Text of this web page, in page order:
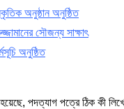
অনুষ্ঠান অনুষ্ঠিত
সৌজন্য সাক্ষাৎ
অনুষ্ঠিত
পদত্যাগ পত্রে ঠিক কী